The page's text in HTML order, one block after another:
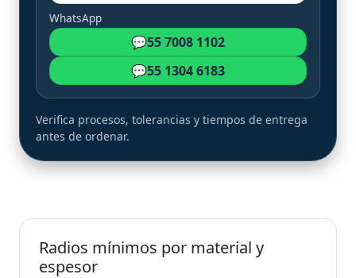
WhatsApp
💬55 7008 1102
💬55 1304 6183
Verifica procesos, tolerancias y tiempos de entrega
antes de ordenar.
Radios mínimos por material y
espesor